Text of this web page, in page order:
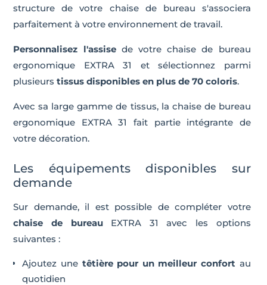
structure de votre chaise de bureau s'associera
parfaitement à votre environnement de travail.
Personnalisez l'assisede votre chaise de bureau
ergonomique EXTRA 31 et sélectionnez parmi
plusieurstissus disponibles en plus de 70 coloris.
Avec sa large gamme de tissus, la chaise de bureau
ergonomique EXTRA 31 fait partie intégrante de
votre décoration.
Les équipements disponibles sur
demande
Sur demande, il est possible de compléter votre
chaise de bureauEXTRA 31 avec les options
suivantes :
Ajoutez une têtière pour un meilleur confort au
quotidien